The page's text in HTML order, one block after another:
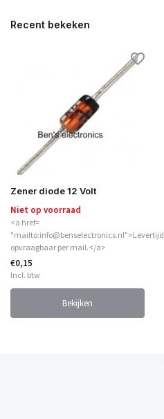
Recent bekeken
Zener diode 12 Volt
Niet op voorraad
<a href=
"mailto:info@benselectronics.nl">Levertijd
opvraagbaar per mail.</a>
€0,15
Incl. btw
Bekijken